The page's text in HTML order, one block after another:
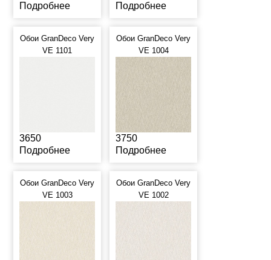
Подробнее
Подробнее
Обои GranDeco Very
VE 1101
3650
Подробнее
Обои GranDeco Very
VE 1004
3750
Подробнее
Обои GranDeco Very
VE 1003
Обои GranDeco Very
VE 1002